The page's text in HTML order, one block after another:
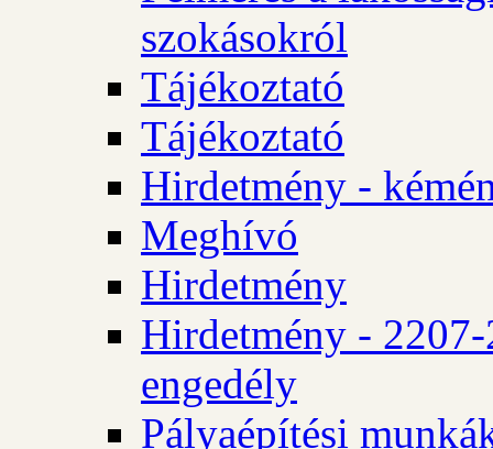
szokásokról
Tájékoztató
Tájékoztató
Hirdetmény -
Meghívó
Hirdetmény
Hirdetmény -
engedély
Pályaépítési